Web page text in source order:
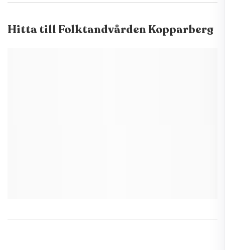
Hitta till Folktandvården Kopparberg